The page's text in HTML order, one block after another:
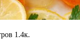
1.4к.